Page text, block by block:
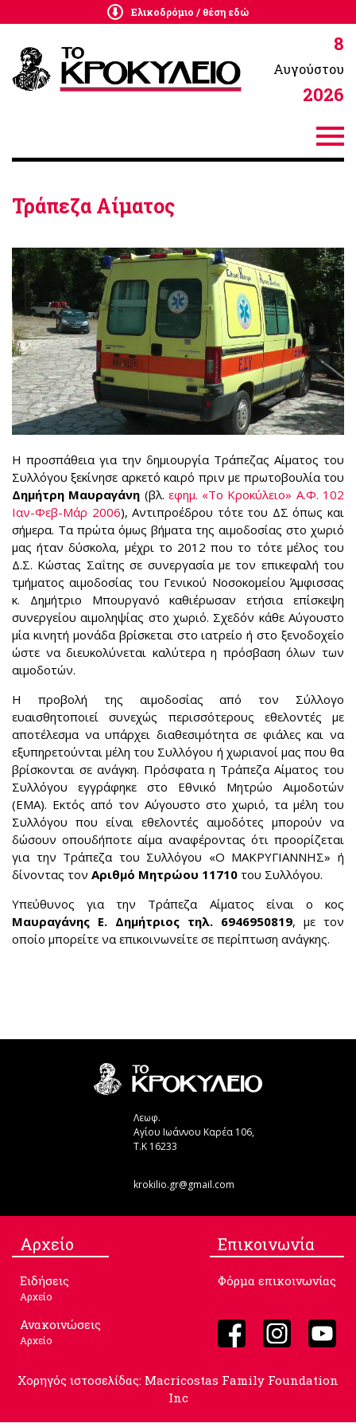
8
Αυγούστου
2026
Ελικοδρόμιο / θέση εδώ
Τράπεζα Αίματος
Η προσπάθεια για την δημιουργία Τράπεζας Αίματος του
Συλλόγου ξεκίνησε αρκετό καιρό πριν με πρωτοβουλία του
Δημήτρη Μαυραγάνη (βλ. εφημ. «Το Κροκύλειο» Α.Φ. 102
Ιαν-Φεβ-Μάρ 2006), Αντιπροέδρου τότε του ΔΣ όπως και
σήμερα. Τα πρώτα όμως βήματα της αιμοδοσίας στο χωριό
μας ήταν δύσκολα, μέχρι το 2012 που το τότε μέλος του
Δ.Σ. Κώστας Σαΐτης σε συνεργασία με τον επικεφαλή του
τμήματος αιμοδοσίας του Γενικού Νοσοκομείου Άμφισσας
κ. Δημήτριο Μπουργανό καθιέρωσαν ετήσια επίσκεψη
συνεργείου αιμοληψίας στο χωριό. Σχεδόν κάθε Αύγουστο
μία κινητή μονάδα βρίσκεται στο ιατρείο ή στο ξενοδοχείο
ώστε να διευκολύνεται καλύτερα η πρόσβαση όλων των
αιμοδοτών.
Η προβολή της αιμοδοσίας από τον Σύλλογο
ευαισθητοποιεί συνεχώς περισσότερους εθελοντές με
αποτέλεσμα να υπάρχει διαθεσιμότητα σε φιάλες και να
εξυπηρετούνται μέλη του Συλλόγου ή χωριανοί μας που θα
βρίσκονται σε ανάγκη. Πρόσφατα η Τράπεζα Αίματος του
Συλλόγου εγγράφηκε στο Εθνικό Μητρώο Αιμοδοτών
(ΕΜΑ). Εκτός από τον Αύγουστο στο χωριό, τα μέλη του
Συλλόγου που είναι εθελοντές αιμοδότες μπορούν να
δώσουν οπουδήποτε αίμα αναφέροντας ότι προορίζεται
για την Τράπεζα του Συλλόγου «Ο ΜΑΚΡΥΓΙΑΝΝΗΣ» ή
δίνοντας τον Αριθμό Μητρώου 11710 του Συλλόγου.
Υπεύθυνος για την Τράπεζα Αίματος είναι ο κος
Μαυραγάνης Ε. Δημήτριος τηλ. 6946950819, με τον
οποίο μπορείτε να επικοινωνείτε σε περίπτωση ανάγκης.
Λεωφ.
Αγίου Ιωάννου Καρέα 106,
Τ.Κ 16233
krokilio.gr@gmail.com
Aρχείο
Ειδήσεις
Αρχείο
Ανακοινώσεις
Αρχείο
Επικοινωνία
Φόρμα επικοινωνίας
Χορηγός ιστοσελίδας: Macricostas Family Foundation
Inc